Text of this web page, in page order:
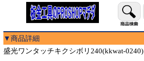
▼商品詳細
盛光ワンタッチキクシボリ240(kkwat-0240)